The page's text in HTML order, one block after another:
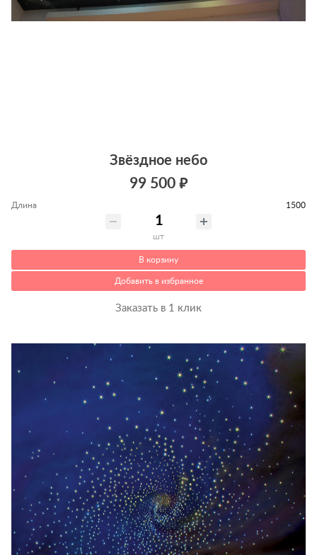
Звёздное небо
99 500 ₽
Длина 1500
шт
В корзину
Добавить в избранное
Заказать в 1 клик